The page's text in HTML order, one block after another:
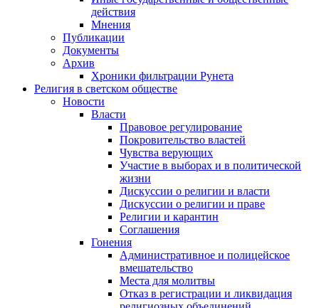
действия
Мнения
Публикации
Документы
Архив
Хроники фильтрации Рунета
Религия в светском обществе
Новости
Власти
Правовое регулирование
Покровительство властей
Чувства верующих
Участие в выборах и в политической
жизни
Дискуссии о религии и власти
Дискуссии о религии и праве
Религии и карантин
Соглашения
Гонения
Административное и полицейское
вмешательство
Места для молитвы
Отказ в регистрации и ликвидация